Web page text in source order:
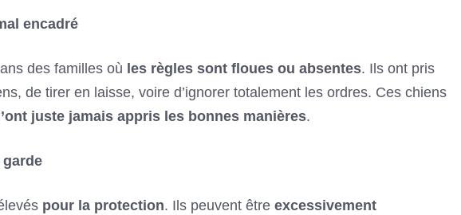
encadré
des familles où les règles sont floues ou absentes. Ils ont pris
de tirer en laisse, voire d’ignorer totalement les ordres. Ces chiens
juste jamais appris les bonnes manières.
pour la protection. Ils peuvent être excessivement